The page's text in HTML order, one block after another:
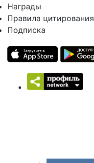
Награды
Правила цитирования
Подписка